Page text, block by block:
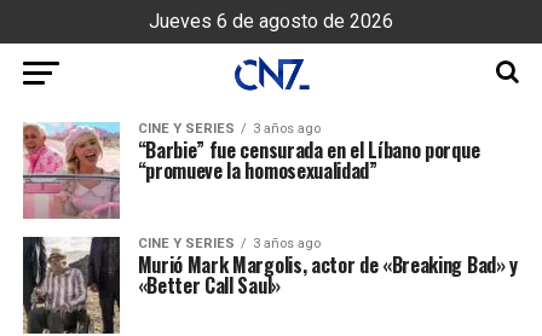
Jueves 6 de agosto de 2026
CINE Y SERIES 3 años ago
“Barbie” fue censurada en el Líbano porque
“promueve la homosexualidad”
CINE Y SERIES 3 años ago
Murió Mark Margolis, actor de «Breaking Bad» y
«Better Call Saul»